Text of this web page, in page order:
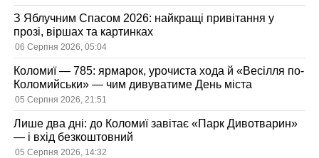
З Яблучним Спасом 2026: найкращі привітання у
прозі, віршах та картинках
06 Серпня 2026, 05:04
Коломиї — 785: ярмарок, урочиста хода й «Весілля по-
Коломийськи» — чим дивуватиме День міста
05 Серпня 2026, 21:51
Лише два дні: до Коломиї завітає «Парк Дивотварин»
— і вхід безкоштовний
05 Серпня 2026, 14:32